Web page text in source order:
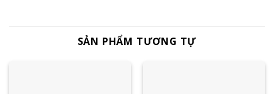
SẢN PHẨM TƯƠNG TỰ